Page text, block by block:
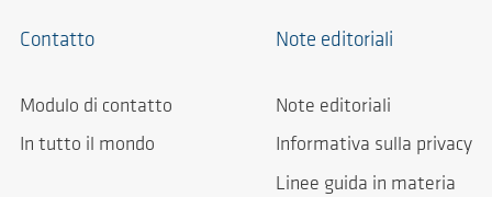
Contatto
Modulo di contatto
In tutto il mondo
Note editoriali
Note editoriali
Informativa sulla privacy
Linee guida in materia